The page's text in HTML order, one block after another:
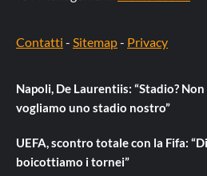
Contatti - Sitemap- Privacy
Napoli, De Laurentiis: “Stadio?
vogliamo uno stadio nostro”
UEFA, scontro totale con la Fifa:
boicottiamo i tornei”